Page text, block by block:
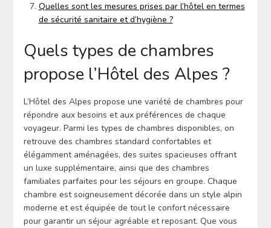
Quelles sont les mesures prises par l’hôtel en termes
de sécurité sanitaire et d’hygiène ?
Quels types de chambres
propose l’Hôtel des Alpes ?
L’Hôtel des Alpes propose une variété de chambres pour
répondre aux besoins et aux préférences de chaque
voyageur. Parmi les types de chambres disponibles, on
retrouve des chambres standard confortables et
élégamment aménagées, des suites spacieuses offrant
un luxe supplémentaire, ainsi que des chambres
familiales parfaites pour les séjours en groupe. Chaque
chambre est soigneusement décorée dans un style alpin
moderne et est équipée de tout le confort nécessaire
pour garantir un séjour agréable et reposant. Que vous